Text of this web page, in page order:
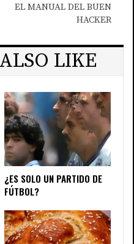
EL MANUAL DEL BUEN
HACKER
LIKE
¿ES SOLO UN PARTIDO DE
FÚTBOL?